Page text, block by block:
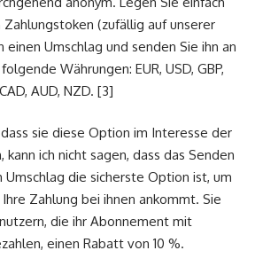
Zahlungstoken (zufällig auf unserer
Umschlag und senden Sie ihn an
Währungen: EUR, USD, GBP,
AUD, NZD. [3]
sie diese Option im Interesse der
ich nicht sagen, dass das Senden
Umschlag die sicherste Option ist, um
Zahlung bei ihnen ankommt. Sie
die ihr Abonnement mit
einen Rabatt von 10 %.